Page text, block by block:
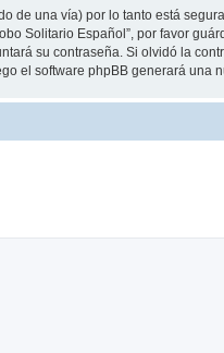
de una vía) por lo tanto está
Solitario Español”, por favor
su contraseña. Si olvidó la
el software phpBB generará una